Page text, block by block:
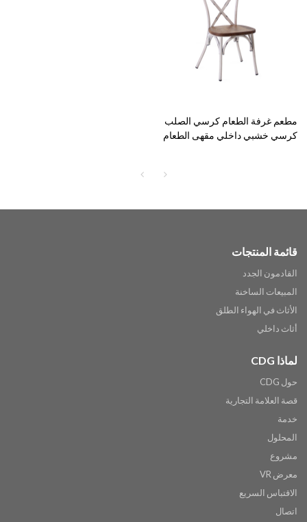
مطعم غرفة الطعام كرسي الصلب
كرسي خشبي داخلي مقهى الطعام
قائمة المنتجات
القادمون الجدد
المبيعات الساخنة
الأثاث في الهواء الطلق
أثاث داخلي
لماذا CDG
حول CDG
قصة العلامة التجارية
خدمة
المحلول
مشروع
معرض VR
الاقتباس السريع
اتصال